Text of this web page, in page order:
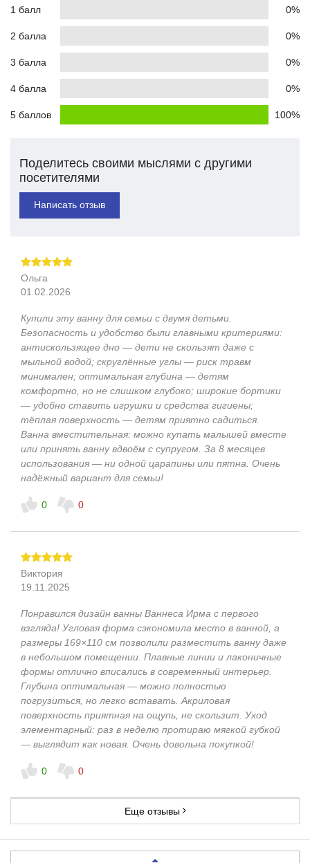
1 балл 0%
2 балла 0%
3 балла 0%
4 балла 0%
5 баллов 100%
Поделитесь своими мыслями с другими
посетителями
Написать отзыв
Ольга
01.02.2026
Купили эту ванну для семьи с двумя детьми.
Безопасность и удобство были главными критериями:
антискользящее дно — дети не скользят даже с
мыльной водой; скруглённые углы — риск травм
минимален; оптимальная глубина — детям
комфортно, но не слишком глубоко; широкие бортики
— удобно ставить игрушки и средства гигиены;
тёплая поверхность — детям приятно садиться.
Ванна вместительная: можно купать малышей вместе
или принять ванну вдвоём с супругом. За 8 месяцев
использования — ни одной царапины или пятна. Очень
надёжный вариант для семьи!
0 0
Виктория
19.11.2025
Понравился дизайн ванны Ваннеса Ирма с первого
взгляда! Угловая форма сэкономила место в ванной, а
размеры 169×110 см позволили разместить ванну даже
в небольшом помещении. Плавные линии и лаконичные
формы отлично вписались в современный интерьер.
Глубина оптимальная — можно полностью
погрузиться, но легко вставать. Акриловая
поверхность приятная на ощупь, не скользит. Уход
элементарный: раз в неделю протираю мягкой губкой
— выглядит как новая. Очень довольна покупкой!
0 0
Еще отзывы